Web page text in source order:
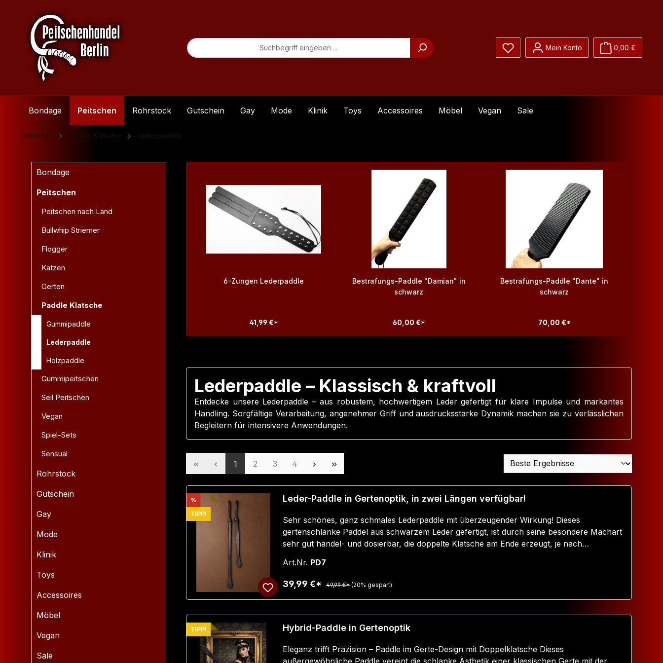
Hauptinhalt springen
Zur Suche springen
Zur Hauptnavigation springen
Du hast 0 Produkte auf dem Merkzettel
Mein Konto 0,00 €
Bondage Peitschen Rohrstock Gutschein Gay Mode Klinik Toys Accessoires Möbel Vegan Sale
Peitschen Paddle Klatsche
Bondage
Peitschen
Peitschen nach Land
Bullwhip Striemer
Flogger
Katzen
Gerten
Paddle Klatsche
Gummipaddle
Lederpaddle
Holzpaddle
Gummipeitschen
Seil Peitschen
Vegan
Spiel-Sets
Sensual
Rohrstock
Gutschein
Gay
Mode
Klinik
Toys
Accessoires
Möbel
Vegan
Sale
6-Zungen Lederpaddle
41,99 €*
Bestrafungs-Paddle "Damian" in
schwarz
60,00 €*
Bestrafungs-Paddle "Dante" in
schwarz
70,00 €*
Lederpaddle – Klassisch & kraftvoll
Entdecke unsere Lederpaddle – aus robustem, hochwertigem Leder gefertigt für klare Impulse und markantes
Handling. Sorgfältige Verarbeitung, angenehmer Griff und ausdrucksstarke Dynamik machen sie zu verlässlichen
Begleitern für intensivere Anwendungen.
Seite
1 Seite
2 Seite
3 Seite
4
% Rabatt
TIPP!
Leder-Paddle in Gertenoptik, in zwei Längen verfügbar!
Sehr schönes, ganz schmales Lederpaddle mit überzeugender Wirkung! Dieses
gertenschlanke Paddel aus schwarzem Leder gefertigt, ist durch seine besondere Machart
sehr gut händel- und dosierbar, die doppelte Klatsche am Ende erzeugt, je nach
auch in der Handtasche, für die kleine Strafe zwischendurch. incl. Griffschlaufe zum
Aufhängen. Gesamtlänge ohne Schlaufe ca. 35 cm oder 50 cm Grösse der Schlagflächen
ca. 5 cm Länge und ca. 3 cm Breite
Art.Nr. PD7
39,99 €* 49,99 €* (20% gespart)
TIPP! Hybrid-Paddle in Gertenoptik
Eleganz trifft Präzision – Paddle im Gerte-Design mit Doppelklatsche Dieses